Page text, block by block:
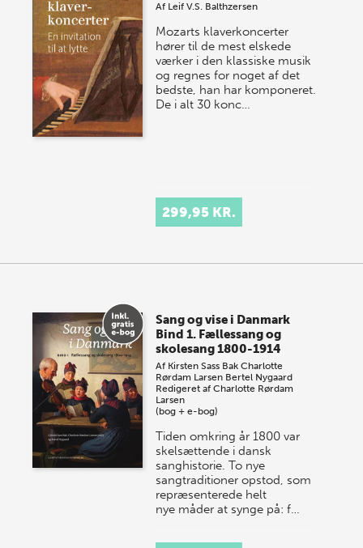
Af Leif V.S. Balthzersen
Mozarts klaverkoncerter
hører til de mest elskede
værker i den klassiske musik
og regnes for noget af det
bedste, han har komponeret.
De i alt 30 konc…
299,95 KR.
Sang og vise i Danmark
Bind 1. Fællessang og
skolesang 1800-1914
Af Kirsten Sass Bak Charlotte
Rørdam Larsen Bertel Nygaard
Redigeret afCharlotte Rørdam
Larsen
(bog + e-bog)
Tiden omkring år 1800 var
skelsættende i dansk
sanghistorie. To nye
sangtraditioner opstod, som
repræsenterede helt
nye måder at synge på: f…